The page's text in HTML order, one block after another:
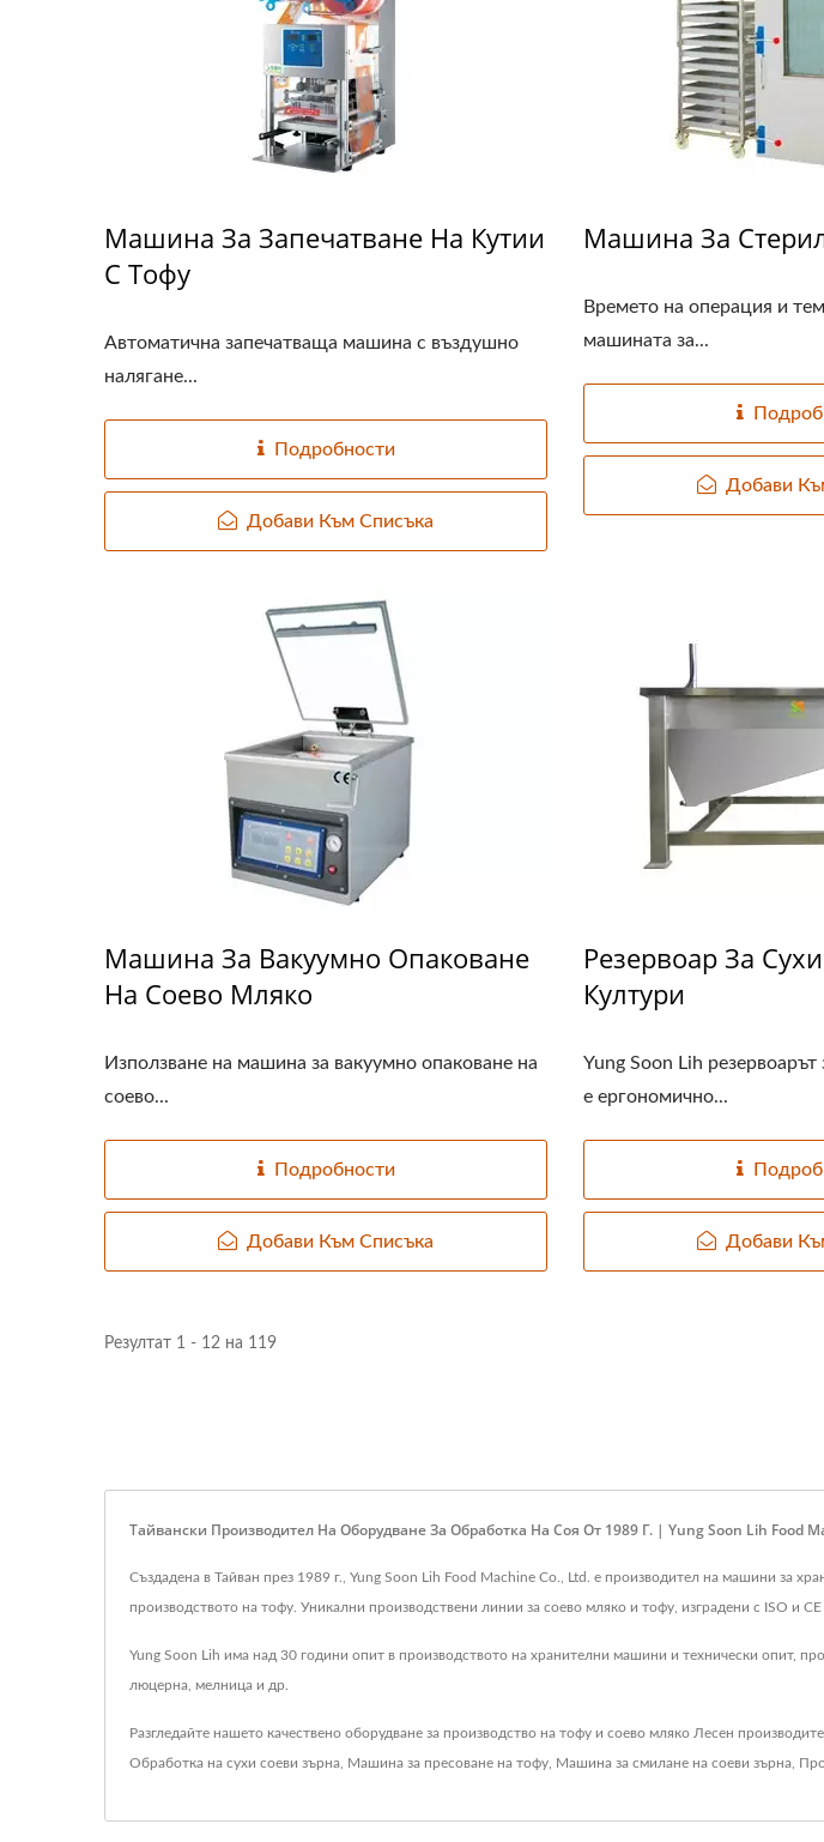
Машина За Запечатване На Кутии
С Тофу
Автоматична запечатваща машина с въздушно
налягане...
Подробности
Добави Към Списъка
Машина За
Времето на операция и
машината за...
Добави
Машина За Вакуумно Опаковане
На Соево Мляко
Използване на машина за вакуумно опаковане на
соево...
Подробности
Добави Към Списъка
Резервоар За
Култури
Yung Soon Lih резервоарът
е ергономично...
Добави
Резултат 1 - 12 на 119
Тайвански Производител На Оборудване За Обработка На Соя От 1989 Г. | Yung Soon Lih Food
Създадена в Тайван през 1989 г., Yung Soon Lih Food Machine Co., Ltd. е производител на машини за
производството на тофу. Уникални производствени линии за соево мляко и тофу, изградени с ISO и
Yung Soon Lih има над 30 години опит в производството на хранителни машини и технически опит,
люцерна, мелница и др.
Разгледайте нашето качествено оборудване за производство на тофу и соево мляко Лесен
Обработка на сухи соеви зърна Машина за пресоване на тофу Машина за смилане на соеви зърна